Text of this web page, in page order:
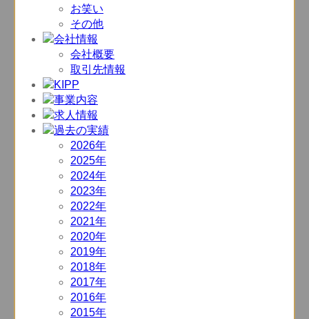
お笑い
その他
会社概要
取引先情報
2026年
2025年
2024年
2023年
2022年
2021年
2020年
2019年
2018年
2017年
2016年
2015年